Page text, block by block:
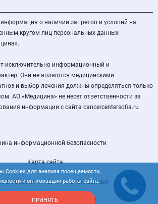
о наличии запретов и условий на
кругом лиц персональных данных
исключительно информационный и
Они не являются медицинскими
и выбор лечения должны определяться только
АО «Медицина» не несет ответственности за
информации с сайта cancercentersofia.ru
информационной безопасности
Карта сайта
обработки персональных данных
Л041-00110-77/00363409
Cookies для анализа посещаемости,
и оптимизации работы сайта.
ПРИНЯТЬ